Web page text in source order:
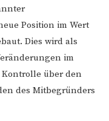
Position im Wert
Dies wird als
im
über den
des Mitbegründers